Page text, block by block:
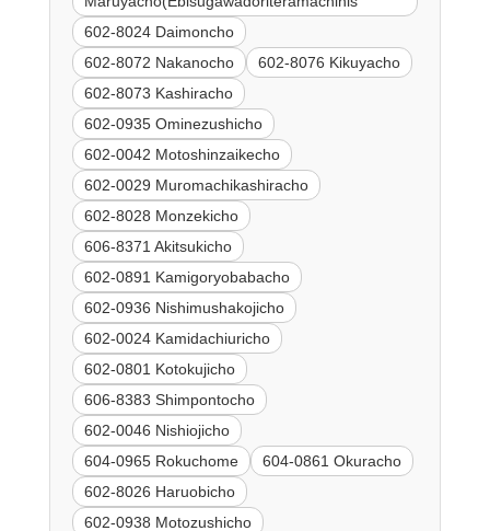
602-8024 Daimoncho
602-8072 Nakanocho
602-8076 Kikuyacho
602-8073 Kashiracho
602-0935 Ominezushicho
602-0042 Motoshinzaikecho
602-0029 Muromachikashiracho
602-8028 Monzekicho
606-8371 Akitsukicho
602-0891 Kamigoryobabacho
602-0936 Nishimushakojicho
602-0024 Kamidachiuricho
602-0801 Kotokujicho
606-8383 Shimpontocho
602-0046 Nishiojicho
604-0965 Rokuchome
604-0861 Okuracho
602-8026 Haruobicho
602-0938 Motozushicho